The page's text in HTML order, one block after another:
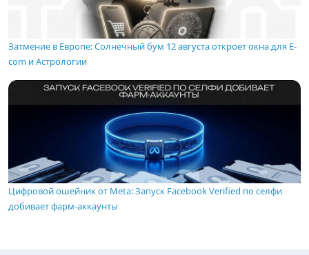
Затмение в Европе: Солнечный бум 12 августа откроет окна для E-
com и Астрологии
Цифровой ошейник от Meta: Запуск Facebook Verified по селфи
добивает фарм-аккаунты